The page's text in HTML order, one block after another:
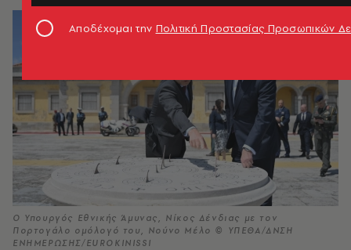
Ο Υπουργός Εθνικής Άμυνας, Νίκος Δένδιας με τον
Πορτογάλο ομόλογό του, Νούνο Μέλο © ΥΠΕΘΑ/ΔΝΣΗ
ΕΝΗΜΕΡΩΣΗΣ/EUROKINISSI
Αποδέχομαι την Πολιτική Προστασίας Προσωπικών